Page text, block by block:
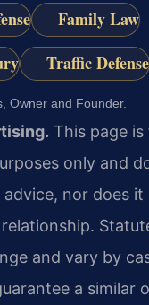
Family Law
Traffic Defense
Owner and Founder.
This page
only and
nor does it
and vary by
a similar